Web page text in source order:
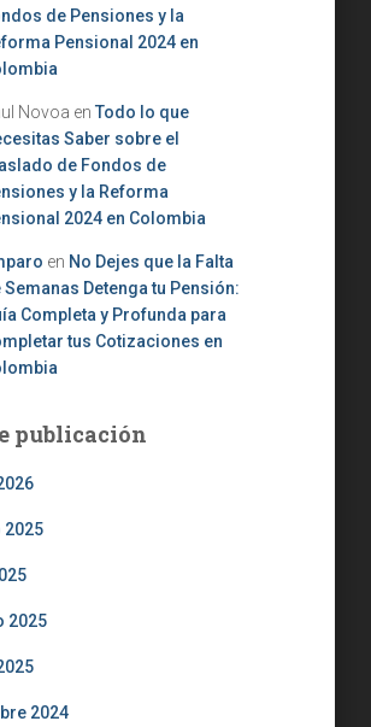
de Pensiones y la
Pensional 2024 en
Novoa en Todo lo que
Saber sobre el
de Fondos de
y la Reforma
2024 en Colombia
en No Dejes que la Falta
Semanas Detenga tu Pensión:
Completa y Profunda para
tus Cotizaciones en
publicación
2025
2024